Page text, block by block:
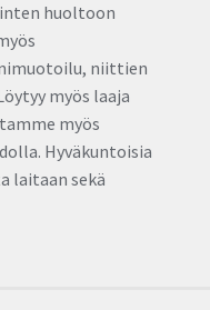
huoltoon
niittien
myös laaja
myös
Hyväkuntoisia
laitaan sekä